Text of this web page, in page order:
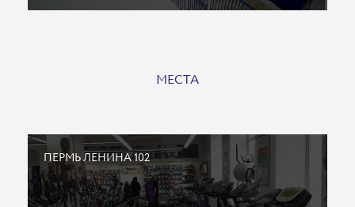
МЕСТА
ПЕРМЬ ЛЕНИНА 102